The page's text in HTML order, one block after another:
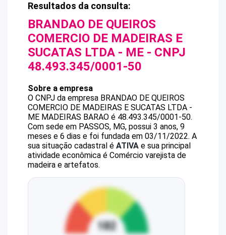
Resultados da consulta:
BRANDAO DE QUEIROS
COMERCIO DE MADEIRAS E
SUCATAS LTDA - ME - CNPJ
48.493.345/0001-50
Sobre a empresa
O CNPJ da empresa BRANDAO DE QUEIROS
COMERCIO DE MADEIRAS E SUCATAS LTDA -
ME MADEIRAS BARAO é 48.493.345/0001-50.
Com sede em PASSOS, MG, possui 3 anos, 9
meses e 6 dias e foi fundada em 03/11/2022. A
sua situação cadastral é ATIVA e sua principal
atividade econômica é Comércio varejista de
madeira e artefatos.